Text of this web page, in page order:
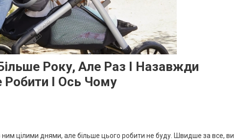
Року, Але Раз І Назавжди
Робити І Ось Чому
ним цілими днями, але більше цього робити не буду. Швидше за все, ви